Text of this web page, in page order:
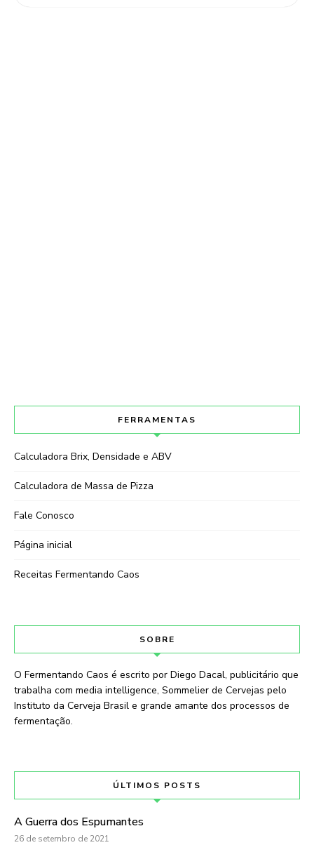
FERRAMENTAS
Calculadora Brix, Densidade e ABV
Calculadora de Massa de Pizza
Fale Conosco
Página inicial
Receitas Fermentando Caos
SOBRE
O Fermentando Caos é escrito por Diego Dacal, publicitário que
trabalha com media intelligence, Sommelier de Cervejas pelo
Instituto da Cerveja Brasil e grande amante dos processos de
fermentação.
ÚLTIMOS POSTS
A Guerra dos Espumantes
26 de setembro de 2021